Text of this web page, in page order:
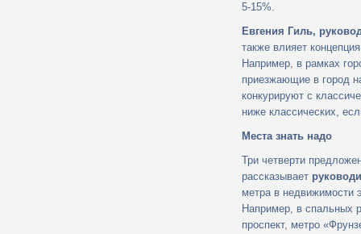
5-15%.
Евгения Гиль,
также влияет
Например, в рамках
приезжающие в город
конкурируют с
ниже классических,
Места знать надо
Три четверти
рассказывает
метра в недвижимости
Например, в спальных
проспект, метро